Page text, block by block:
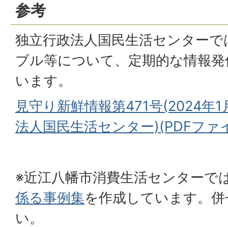
参考
独立行政法人国民生活センター
ブル等について、定期的な情報
います。
見守り新鮮情報第471号(2024年
法人国民生活センター)(PDFファ
※近江八幡市消費生活センターで
係る事例集を作成しています。
い。